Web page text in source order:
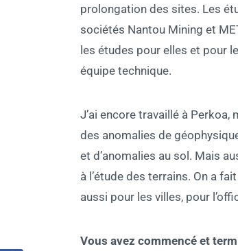
prolongation des sites. Les
sociétés Nantou Mining et
les études pour elles et pour
équipe technique.
J’ai encore travaillé à
des anomalies de
et d’anomalies au sol. Mais
à l’étude des terrains. On a
aussi pour les villes, pour
Vous avez commencé et